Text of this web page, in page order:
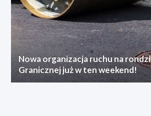
Nowa organizacja ruchu na
Granicznej już w ten weekend!